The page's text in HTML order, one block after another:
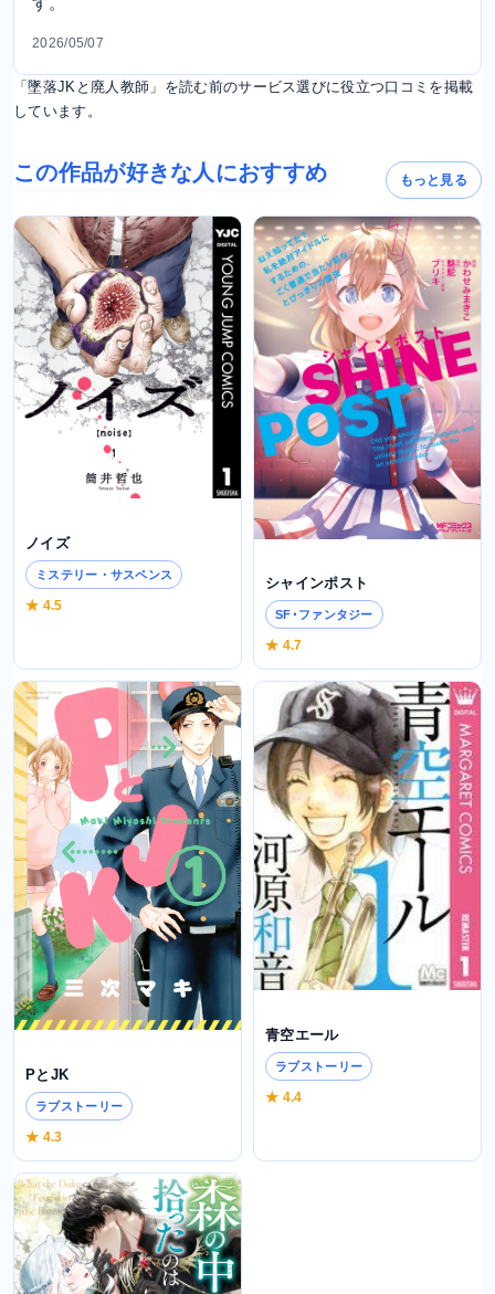
2026/05/07
「墜落JKと廃人教師」を読む前のサービス選びに役立つ口コミを掲載
しています。
この作品が好きな人におすすめ もっと見る
ノイズ
ミステリー・サスペンス
★ 4.5
シャインポスト
SF･ファンタジー
★ 4.7
PとJK
ラブストーリー
★ 4.3
青空エール
ラブストーリー
★ 4.4